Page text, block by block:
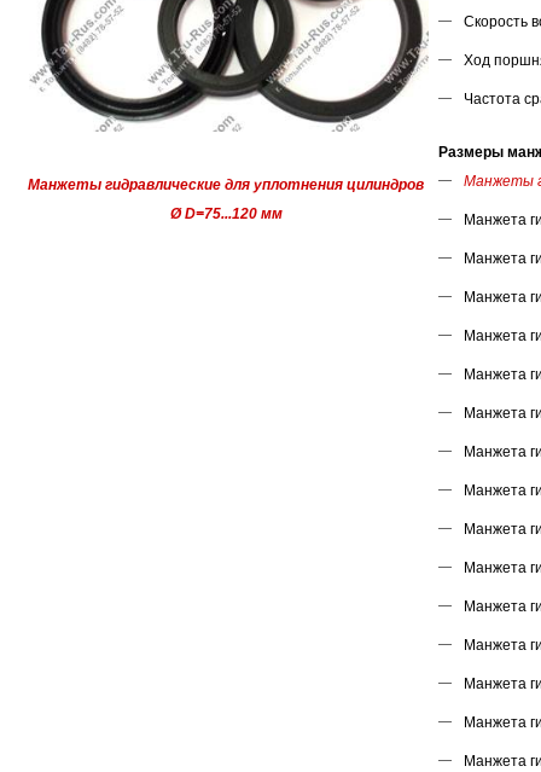
Манжеты гидравлические для уплотнения цилиндров
Ø D=75...120 мм
Скорость
Ход
Частота
Размеры
Манжеты
Манжета
Манжета
Манжета
Манжета
Манжета
Манжета
Манжета
Манжета
Манжета
Манжета
Манжета
Манжета
Манжета
Манжета
Манжета